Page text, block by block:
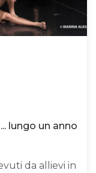
lungo un anno
da allievi in